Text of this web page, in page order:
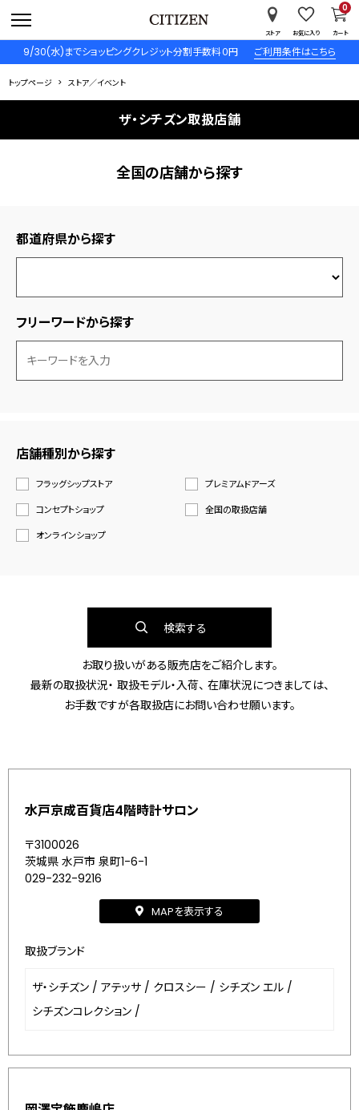
9/30(水)までショッピングクレジット分割手数料０円 ご利用条件はこちら
ストア お気に入り カート
0
トップページ ストア／イベント
ザ・シチズン取扱店舗
全国の店舗から探す
都道府県から探す
フリーワードから探す
店舗種別から探す
フラッグシップストア
プレミアムドアーズ
コンセプトショップ
全国の取扱店舗
オンラインショップ
検索する
お取り扱いがある販売店をご紹介します。
最新の取扱状況・ 取扱モデル・入荷、 在庫状況につきましては、
お手数ですが各取扱店にお問い合わせ願います。
水戸京成百貨店4階時計サロン
〒3100026
茨城県 水戸市 泉町1-6-1
029-232-9216
MAPを表示する
取扱ブランド
ザ・シチズン / アテッサ / クロスシー / シチズン エル /
シチズンコレクション /